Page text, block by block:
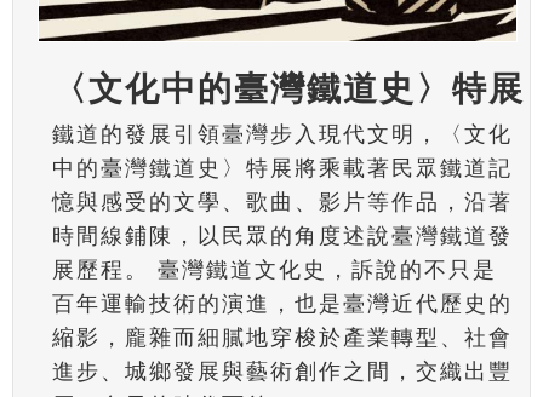
〈文化中的臺灣鐵道史〉特展
鐵道的發展引領臺灣步入現代文明，〈文化
中的臺灣鐵道史〉特展將乘載著民眾鐵道記
憶與感受的文學、歌曲、影片等作品，沿著
時間線鋪陳，以民眾的角度述說臺灣鐵道發
展歷程。 臺灣鐵道文化史，訴說的不只是
百年運輸技術的演進，也是臺灣近代歷史的
縮影，龐雜而細膩地穿梭於產業轉型、社會
進步、城鄉發展與藝術創作之間，交織出豐